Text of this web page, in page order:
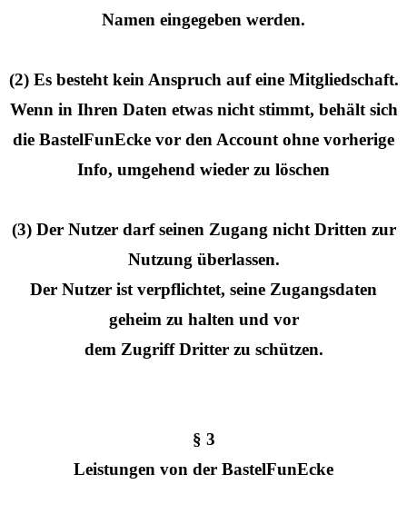
Namen eingegeben werden.
(2) Es besteht kein Anspruch auf eine Mitgliedschaft.
Wenn in Ihren Daten etwas nicht stimmt, behält sich
die BastelFunEcke vor den Account ohne vorherige
Info, umgehend wieder zu löschen
(3) Der Nutzer darf seinen Zugang nicht Dritten zur
Nutzung überlassen.
Der Nutzer ist verpflichtet, seine Zugangsdaten
geheim zu halten und vor
dem Zugriff Dritter zu schützen.
§ 3
Leistungen von der BastelFunEcke